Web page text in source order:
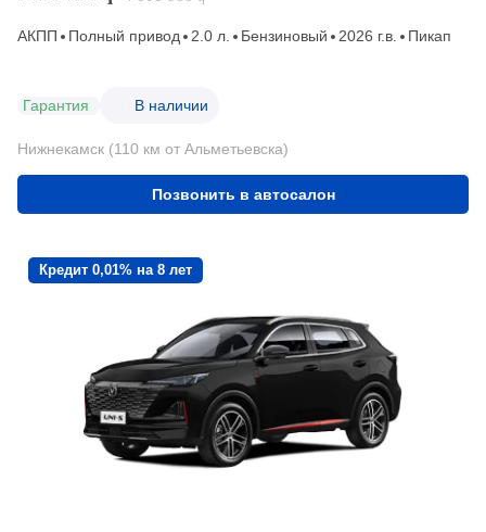
АКПП Полный привод 2.0 л. Бензиновый 2026 г.в. Пикап
Гарантия В наличии
Нижнекамск (110 км от Альметьевска)
Позвонить в автосалон
Кредит 0,01% на 8 лет